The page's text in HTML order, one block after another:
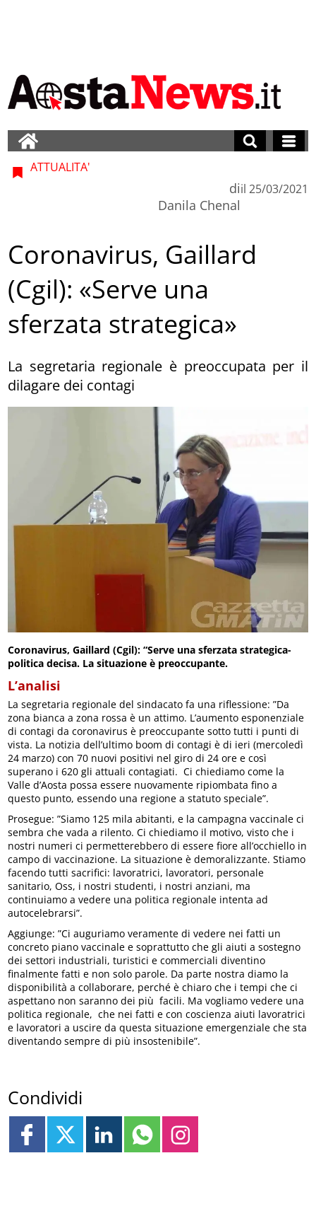
ATTUALITA'
di
Danila Chenal
il 25/03/2021
Coronavirus, Gaillard
(Cgil): «Serve una
sferzata strategica»
La segretaria regionale è preoccupata per il
dilagare dei contagi
Coronavirus, Gaillard (Cgil): “Serve una sferzata strategica-
politica decisa. La situazione è preoccupante.
L’analisi
La segretaria regionale del sindacato fa una riflessione: ”Da
zona bianca a zona rossa è un attimo. L’aumento esponenziale
di contagi da coronavirus è preoccupante sotto tutti i punti di
vista. La notizia dell’ultimo boom di contagi è di ieri (mercoledì
24 marzo) con 70 nuovi positivi nel giro di 24 ore e così
superano i 620 gli attuali contagiati. Ci chiediamo come la
Valle d’Aosta possa essere nuovamente ripiombata fino a
questo punto, essendo una regione a statuto speciale”.
Prosegue: ”Siamo 125 mila abitanti, e la campagna vaccinale ci
sembra che vada a rilento. Ci chiediamo il motivo, visto che i
nostri numeri ci permetterebbero di essere fiore all’occhiello in
campo di vaccinazione. La situazione è demoralizzante. Stiamo
facendo tutti sacrifici: lavoratrici, lavoratori, personale
sanitario, Oss, i nostri studenti, i nostri anziani, ma
continuiamo a vedere una politica regionale intenta ad
autocelebrarsi”.
Aggiunge: ”Ci auguriamo veramente di vedere nei fatti un
concreto piano vaccinale e soprattutto che gli aiuti a sostegno
dei settori industriali, turistici e commerciali diventino
finalmente fatti e non solo parole. Da parte nostra diamo la
disponibilità a collaborare, perché è chiaro che i tempi che ci
aspettano non saranno dei più facili. Ma vogliamo vedere una
politica regionale, che nei fatti e con coscienza aiuti lavoratrici
e lavoratori a uscire da questa situazione emergenziale che sta
diventando sempre di più insostenibile”.
Condividi